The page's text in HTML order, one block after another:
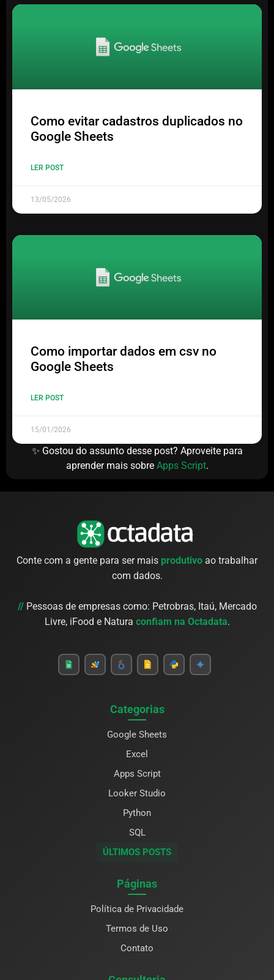
Como evitar cadastros duplicados no
Google Sheets
LER POST
13/05/2026
Como importar dados em csv no
Google Sheets
LER POST
15/01/2026
✨ Gostou do assunto desse post? Aproveite para
aprender mais sobre Apps Script.
Conte com a gente para ser mais produtivo ao trabalhar
com dados.
//Pessoas de empresas como: Petrobras, Itaú, Mercado
Livre, iFood e Natura confiam na Octadata.
Categorias
Google Sheets
Excel
Apps Script
Looker Studio
Python
SQL
ÚLTIMOS POSTS
Páginas
Política de Privacidade
Termos de Uso
Contato